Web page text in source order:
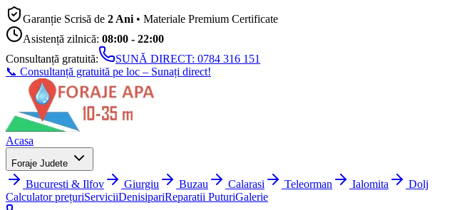
Garanție Scrisă de 2 Ani • Materiale Premium Certificate
Asistență zilnică: 08:00 - 22:00
Consultanță gratuită:
SUNĂ DIRECT: 0784 316 151
📞 Consultanță gratuită pe loc – Sunați direct!
Acasa
Foraje Judete
Bucuresti & Ilfov Giurgiu Buzau Calarasi Teleorman Ialomita
Dolj
Calculator prețuriServiciiDenisipariReparatii PuturiGalerie